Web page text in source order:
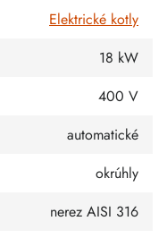
Elektrické kotly
18 kW
400 V
automatické
okrúhly
nerez AISI 316